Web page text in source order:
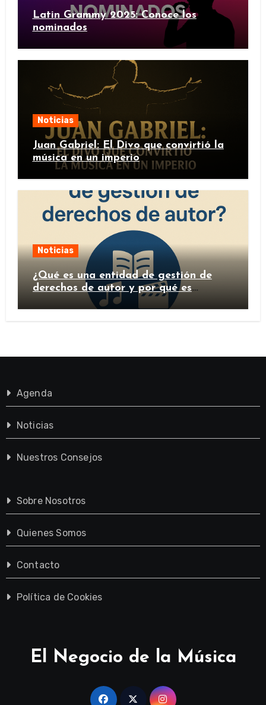
Latin Grammy 2025: Conoce los
nominados
Noticias
Juan Gabriel: El Divo que convirtió la
música en un imperio
Noticias
¿Qué es una entidad de gestión de
derechos de autor y por qué es
importante?
Agenda
Noticias
Nuestros Consejos
Sobre Nosotros
Quienes Somos
Contacto
Política de Cookies
El Negocio de la Música